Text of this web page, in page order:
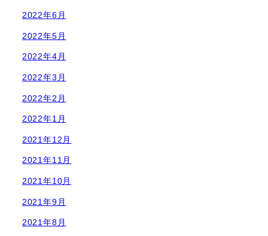
2022年6月
2022年5月
2022年4月
2022年3月
2022年2月
2022年1月
2021年12月
2021年11月
2021年10月
2021年9月
2021年8月